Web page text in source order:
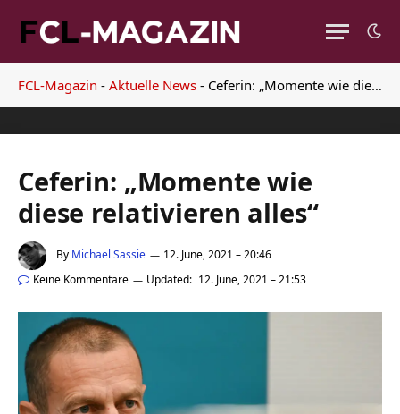
FCL-Magazin - Aktuelle News - Ceferin: „Momente wie diese relativieren alles“
Ceferin: „Momente wie
diese relativieren alles“
By Michael Sassie
12. June, 2021 – 20:46
Keine Kommentare
Updated: 12. June, 2021 – 21:53